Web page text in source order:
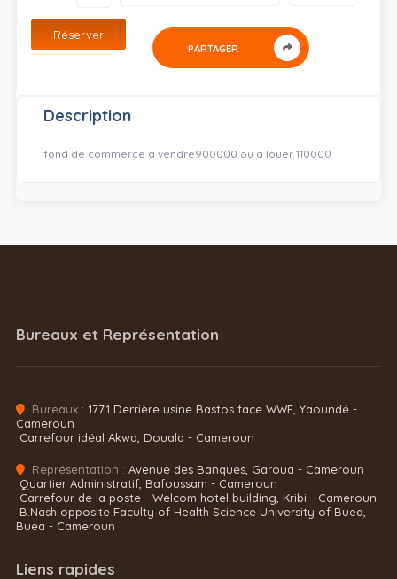
Réserver
PARTAGER
Description
fond de commerce a vendre900000 ou a louer 110000
Bureaux et Représentation
Bureaux : 1771 Derrière usine Bastos face WWF, Yaoundé -
Cameroun
Carrefour idéal Akwa, Douala - Cameroun
Représentation : Avenue des Banques, Garoua - Cameroun
Quartier Administratif, Bafoussam - Cameroun
Carrefour de la poste - Welcom hotel building, Kribi - Cameroun
B.Nash opposite Faculty of Health Science University of Buea,
Buea - Cameroun
Liens rapides